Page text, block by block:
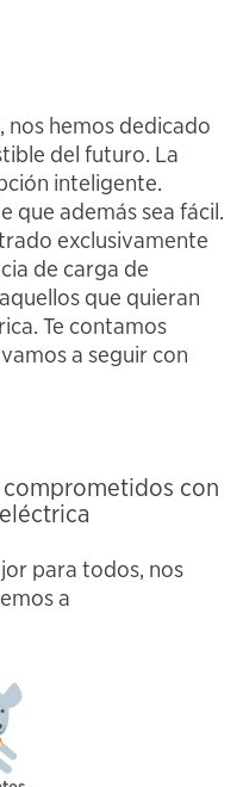
nos hemos dedicado
del futuro. La
inteligente.
que además sea fácil.
exclusivamente
de carga de
que quieran
Te contamos
a seguir con
con
para todos, nos
a